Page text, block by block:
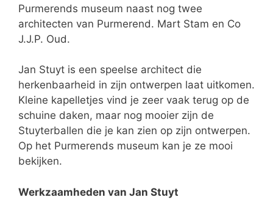
Purmerends museum naast nog twee
architecten van Purmerend. Mart Stam en Co
J.J.P. Oud.
Jan Stuyt is een speelse architect die
herkenbaarheid in zijn ontwerpen laat uitkomen.
Kleine kapelletjes vind je zeer vaak terug op de
schuine daken, maar nog mooier zijn de
Stuyterballen die je kan zien op zijn ontwerpen.
Op het Purmerends museum kan je ze mooi
bekijken.
Werkzaamheden van Jan Stuyt